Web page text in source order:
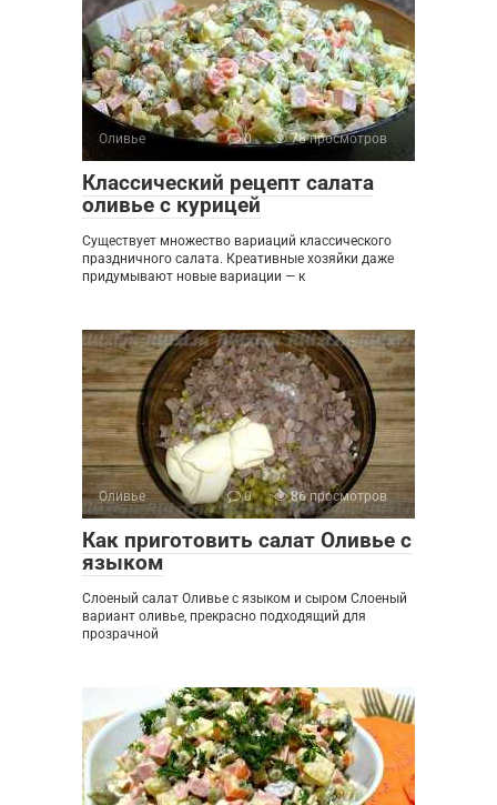
Оливье 0 78 просмотров
Классический рецепт салата
оливье с курицей
Существует множество вариаций классического
праздничного салата. Креативные хозяйки даже
придумывают новые вариации — к
Оливье 0 86 просмотров
Как приготовить салат Оливье с
языком
Слоеный салат Оливье с языком и сыром Слоеный
вариант оливье, прекрасно подходящий для
прозрачной